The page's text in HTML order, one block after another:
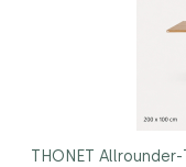
THONET